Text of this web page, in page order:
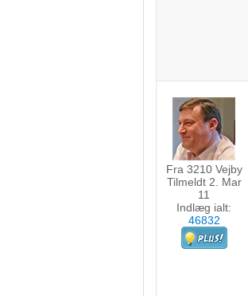
Fra 3210 Vejby
Tilmeldt 2. Mar
11
Indlæg ialt:
46832